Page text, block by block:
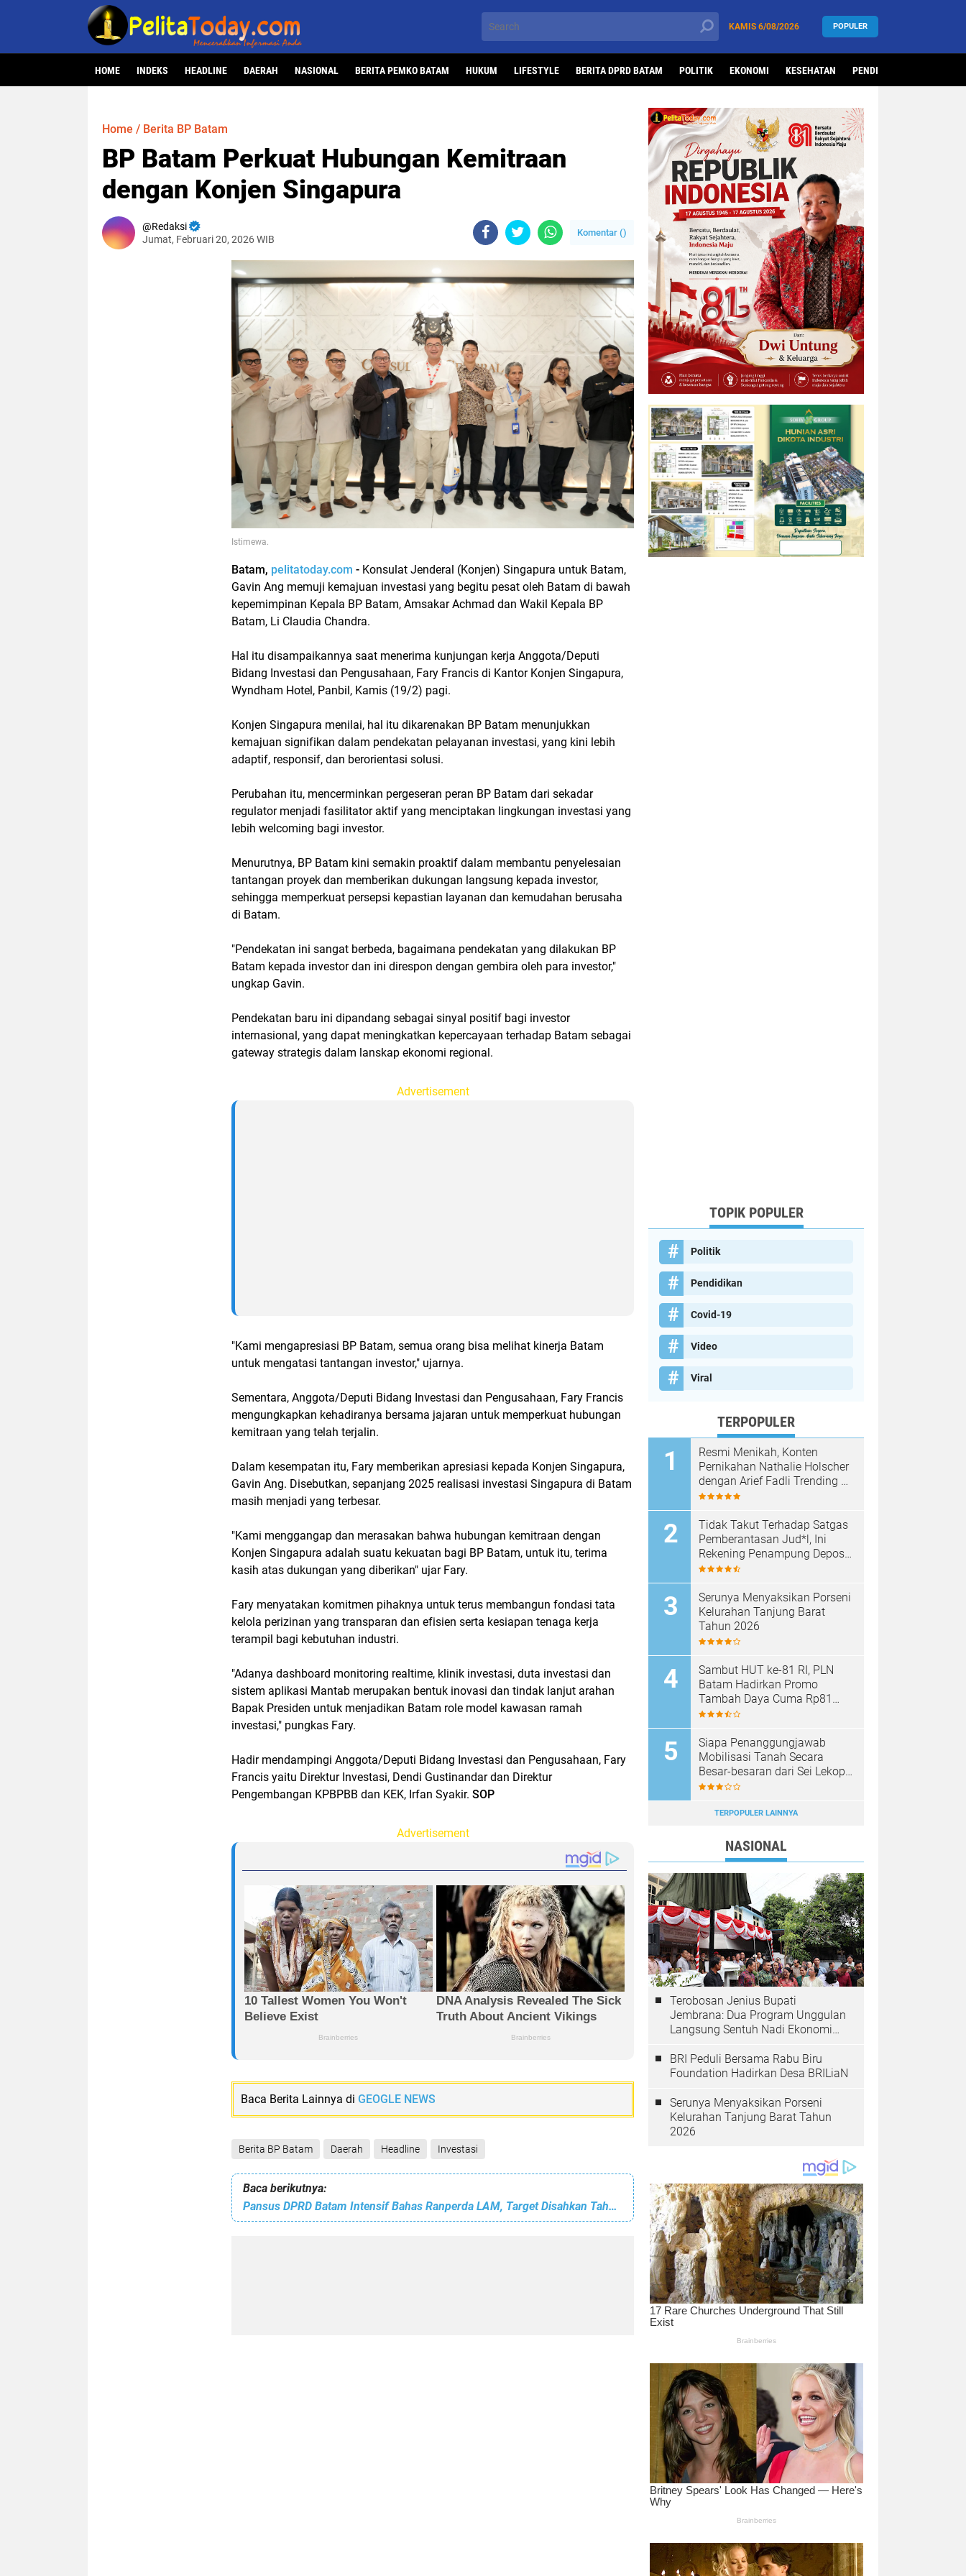
KAMIS 6/08/2026 POPULER
HOME INDEKS HEADLINE DAERAH NASIONAL BERITA PEMKO BATAM HUKUM LIFESTYLE BERITA DPRD BATAM POLITIK EKONOMI KESEHATAN PENDIDIKAN
Home / Berita BP Batam
BP Batam Perkuat Hubungan Kemitraan
dengan Konjen Singapura
Redaksi
Jumat, Februari 20, 2026 WIB
Komentar ()
Istimewa.
Batam, pelitatoday.com - Konsulat Jenderal (Konjen) Singapura untuk Batam,
Gavin Ang memuji kemajuan investasi yang begitu pesat oleh Batam di bawah
kepemimpinan Kepala BP Batam, Amsakar Achmad dan Wakil Kepala BP
Batam, Li Claudia Chandra.
Hal itu disampaikannya saat menerima kunjungan kerja Anggota/Deputi
Bidang Investasi dan Pengusahaan, Fary Francis di Kantor Konjen Singapura,
Wyndham Hotel, Panbil, Kamis (19/2) pagi.
Konjen Singapura menilai, hal itu dikarenakan BP Batam menunjukkan
kemajuan signifikan dalam pendekatan pelayanan investasi, yang kini lebih
adaptif, responsif, dan berorientasi solusi.
Perubahan itu, mencerminkan pergeseran peran BP Batam dari sekadar
regulator menjadi fasilitator aktif yang menciptakan lingkungan investasi yang
lebih welcoming bagi investor.
Menurutnya, BP Batam kini semakin proaktif dalam membantu penyelesaian
tantangan proyek dan memberikan dukungan langsung kepada investor,
sehingga memperkuat persepsi kepastian layanan dan kemudahan berusaha
di Batam.
"Pendekatan ini sangat berbeda, bagaimana pendekatan yang dilakukan BP
Batam kepada investor dan ini direspon dengan gembira oleh para investor,"
ungkap Gavin.
Pendekatan baru ini dipandang sebagai sinyal positif bagi investor
internasional, yang dapat meningkatkan kepercayaan terhadap Batam sebagai
gateway strategis dalam lanskap ekonomi regional.
Advertisement
"Kami mengapresiasi BP Batam, semua orang bisa melihat kinerja Batam
untuk mengatasi tantangan investor," ujarnya.
Sementara, Anggota/Deputi Bidang Investasi dan Pengusahaan, Fary Francis
mengungkapkan kehadiranya bersama jajaran untuk memperkuat hubungan
kemitraan yang telah terjalin.
Dalam kesempatan itu, Fary memberikan apresiasi kepada Konjen Singapura,
Gavin Ang. Disebutkan, sepanjang 2025 realisasi investasi Singapura di Batam
masih menjadi yang terbesar.
"Kami menggangap dan merasakan bahwa hubungan kemitraan dengan
Konjen Singapura adalah suatu kekuatan bagi BP Batam, untuk itu, terima
kasih atas dukungan yang diberikan" ujar Fary.
Fary menyatakan komitmen pihaknya untuk terus membangun fondasi tata
kelola perizinan yang transparan dan efisien serta kesiapan tenaga kerja
terampil bagi kebutuhan industri.
"Adanya dashboard monitoring realtime, klinik investasi, duta investasi dan
sistem aplikasi Mantab merupakan bentuk inovasi dan tindak lanjut arahan
Bapak Presiden untuk menjadikan Batam role model kawasan ramah
investasi," pungkas Fary.
Hadir mendampingi Anggota/Deputi Bidang Investasi dan Pengusahaan, Fary
Francis yaitu Direktur Investasi, Dendi Gustinandar dan Direktur
Pengembangan KPBPBB dan KEK, Irfan Syakir. SOP
Advertisement
Baca Berita Lainnya di GEOGLE NEWS
Berita BP Batam Daerah Headline Investasi
Baca berikutnya:
Pansus DPRD Batam Intensif Bahas Ranperda LAM, Target Disahkan Tahun Ini
TOPIK POPULER
Politik
Pendidikan
Covid-19
Video
Viral
TERPOPULER
Resmi Menikah, Konten
Pernikahan Nathalie Holscher
dengan Arief Fadli Trending di
TikTok, Tembus 75 Juta
Tidak Takut Terhadap Satgas
Pemberantasan Jud*l, Ini
Rekening Penampung Deposit
di Situs MENARA4D
Serunya Menyaksikan Porseni
Kelurahan Tanjung Barat
Tahun 2026
Sambut HUT ke-81 RI, PLN
Batam Hadirkan Promo
Tambah Daya Cuma Rp81
Ribu
Siapa Penanggungjawab
Mobilisasi Tanah Secara
Besar-besaran dari Sei Lekop
ke Marina Sekupang Batam?
TERPOPULER LAINNYA
NASIONAL
Terobosan Jenius Bupati
Jembrana: Dua Program Unggulan
Langsung Sentuh Nadi Ekonomi
BRI Peduli Bersama Rabu Biru
Foundation Hadirkan Desa BRILiaN
Serunya Menyaksikan Porseni
Kelurahan Tanjung Barat Tahun
2026